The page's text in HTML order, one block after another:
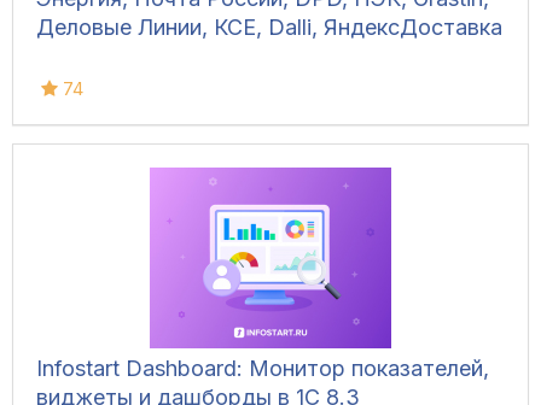
Деловые Линии, КСЕ, Dalli, ЯндексДоставка
74
Infostart Dashboard: Монитор показателей,
виджеты и дашборды в 1С 8.3